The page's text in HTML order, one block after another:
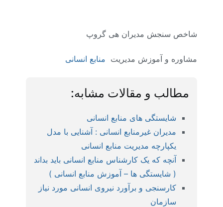
شاخص سنجش مدیران هی گروپ
مشاوره و آموزش مدیریت منابع انسانی
مطالب و مقالات مشابه:
شایستگی های منابع انسانی
مدیران غیرمنابع انسانی : آشنایی با مدل
یکپارچه مدیریت منابع انسانی
آنچه که یک کارشناس منابع انسانی باید بداند
( شایستگی ها – آموزش منابع انسانی )
کارسنجی و برآورد نیروی انسانی مورد نیاز
سازمان